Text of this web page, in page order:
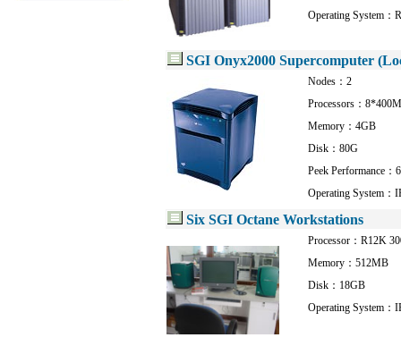
Operating System：
SGI Onyx2000 Supercomputer
Nodes：2
Processors：
Memory：4GB
Disk：80G
Peek Performance：
Operating System：
Six SGI Octane Workstations
Processor：R12K
Memory：512MB
Disk：18GB
Operating System：